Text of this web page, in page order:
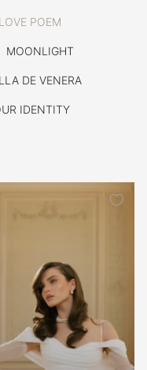
LOVE POEM
MOONLIGHT
DE VENERA
IDENTITY